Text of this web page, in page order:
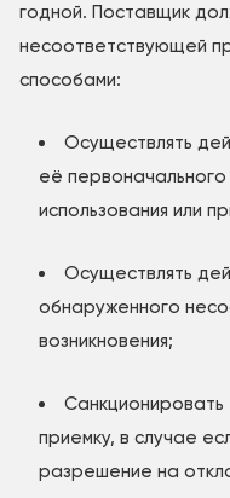
годной. Поставщик
несоответствующей
способами:
Осуществлять
её
использования или
Осуществлять
обнаруженного
возникновения;
Санкционировать
приемку, в случае
разрешение на